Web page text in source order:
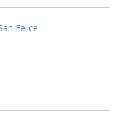
Felice